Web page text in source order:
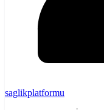
saglikplatformu